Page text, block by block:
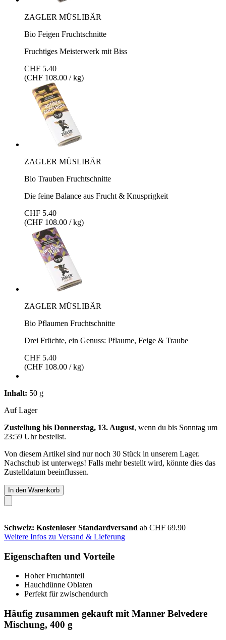
ZAGLER MÜSLIBÄR
Bio Feigen Fruchtschnitte
Fruchtiges Meisterwerk mit Biss
CHF 5.40
(CHF 108.00 / kg)
ZAGLER MÜSLIBÄR
Bio Trauben Fruchtschnitte
Die feine Balance aus Frucht & Knusprigkeit
CHF 5.40
(CHF 108.00 / kg)
ZAGLER MÜSLIBÄR
Bio Pflaumen Fruchtschnitte
Drei Früchte, ein Genuss: Pflaume, Feige & Traube
CHF 5.40
(CHF 108.00 / kg)
Inhalt: 50 g
Auf Lager
Zustellung bis Donnerstag, 13. August, wenn du bis Sonntag um
23:59 Uhrbestellst.
Von diesem Artikel sind nur noch 30 Stück in unserem Lager.
Nachschub ist unterwegs! Falls mehr bestellt wird, könnte dies das
Zustelldatum beeinflussen.
In den Warenkorb
Schweiz: Kostenloser Standardversand ab CHF 69.90
Weitere Infos zu Versand & Lieferung
Eigenschaften und Vorteile
Hoher Fruchtanteil
Hauchdünne Oblaten
Perfekt für zwischendurch
Häufig zusammen gekauft mit Manner Belvedere
Mischung, 400 g